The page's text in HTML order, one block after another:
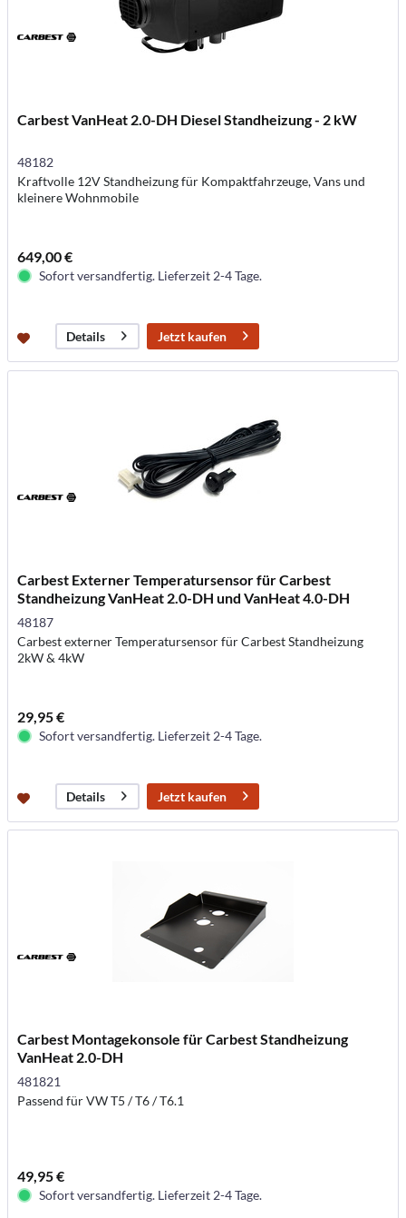
Carbest VanHeat 2.0-DH Diesel Standheizung - 2 kW
48182
Kraftvolle 12V Standheizung für Kompaktfahrzeuge, Vans und
kleinere Wohnmobile
649,00 €
Sofort versandfertig. Lieferzeit 2-4 Tage.
Details Jetzt kaufen
Carbest Externer Temperatursensor für Carbest
Standheizung VanHeat 2.0-DH und VanHeat 4.0-DH
48187
Carbest externer Temperatursensor für Carbest Standheizung
2kW & 4kW
29,95 €
Sofort versandfertig. Lieferzeit 2-4 Tage.
Details Jetzt kaufen
Carbest Montagekonsole für Carbest Standheizung
VanHeat 2.0-DH
481821
Passend für VW T5 / T6 / T6.1
49,95 €
Sofort versandfertig. Lieferzeit 2-4 Tage.